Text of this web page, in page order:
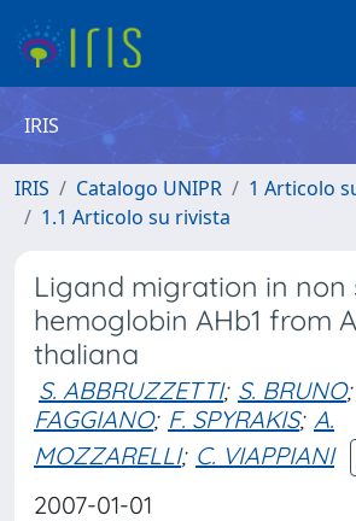
IRIS
IRIS Catalogo UNIPR
1 Articolo
1.1 Articolo su rivista
Ligand migration in non
hemoglobin AHb1 from
thaliana
S. ABBRUZZETTI; S. BRUNO;
FAGGIANO; F. SPYRAKIS; A.
MOZZARELLI; C. VIAPPIANI
2007-01-01